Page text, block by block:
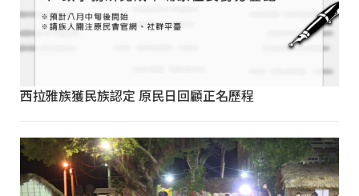
西拉雅族獲民族認定 原民日回顧正名歷程